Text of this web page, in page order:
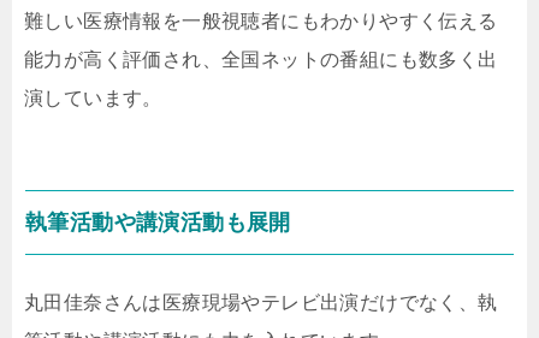
難しい医療情報を一般視聴者にもわかりやすく伝える
能力が高く評価され、全国ネットの番組にも数多く出
演しています。
執筆活動や講演活動も展開
丸田佳奈さんは医療現場やテレビ出演だけでなく、執